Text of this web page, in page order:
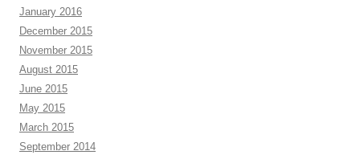
January 2016
December 2015
November 2015
August 2015
June 2015
May 2015
March 2015
September 2014